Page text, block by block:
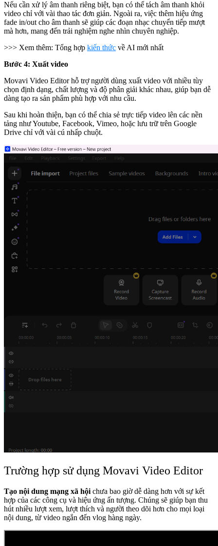
Nếu cần xử lý âm thanh riêng biệt, bạn có thể tách âm thanh khỏi
video chỉ với vài thao tác đơn giản. Ngoài ra, việc thêm hiệu ứng
fade in/out cho âm thanh sẽ giúp các đoạn nhạc chuyển tiếp mượt
mà hơn, mang đến trải nghiệm nghe nhìn chuyên nghiệp.
>>> Xem thêm: Tổng hợp kiến thức về AI mới nhất
Bước 4: Xuất video
Movavi Video Editor hỗ trợ người dùng xuất video với nhiều tùy
chọn định dạng, chất lượng và độ phân giải khác nhau, giúp bạn dễ
dàng tạo ra sản phẩm phù hợp với nhu cầu.
Sau khi hoàn thiện, bạn có thể chia sẻ trực tiếp video lên các nền
tảng như Youtube, Facebook, Vimeo, hoặc lưu trữ trên Google
Drive chỉ với vài cú nhấp chuột.
Trường hợp sử dụng Movavi Video Editor
Tạo nội dung mạng xã hội chưa bao giờ dễ dàng hơn với sự kết
hợp của các công cụ và hiệu ứng ấn tượng. Chúng sẽ giúp bạn thu
hút nhiều lượt xem, lượt thích và người theo dõi hơn cho mọi loại
nội dung, từ video ngắn đến vlog hàng ngày.